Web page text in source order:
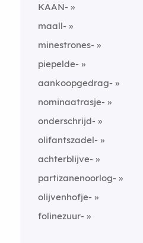
KAAN-
maall-
minestrones-
piepelde-
aankoopgedrag-
nominaatrasje-
onderschrijd-
olifantszadel-
achterblijve-
partizanenoorlog-
olijvenhofje-
folinezuur-